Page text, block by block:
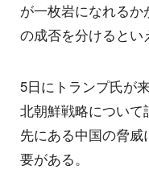
が一枚岩になれる
の成否を分けるとい
5日にトランプ氏が
北朝鮮戦略につい
先にある中国の脅
要がある。